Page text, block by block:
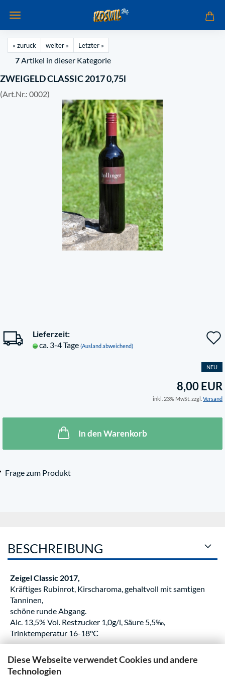
Diese Webseite verwendet Cookies und andere
Technologien
« zurück weiter » Letzter »
7Artikel in dieser Kategorie
ZWEIGELD CLASSIC 2017 0,75l
(Art.Nr.: 0002)
Lieferzeit:
ca. 3-4 Tage (Ausland abweichend)
NEU
8,00 EUR
inkl. 23% MwSt. zzgl. Versand
In den Warenkorb
Frage zum Produkt
BESCHREIBUNG
Zeigel Classic 2017,
Kräftiges Rubinrot, Kirscharoma, gehaltvoll mit samtigen
Tanninen,
schöne runde Abgang.
Alc. 13,5% Vol. Restzucker 1,0g/l, Säure 5,5‰,
Trinktemperatur 16-18°C
KUNDENREZENSIONEN